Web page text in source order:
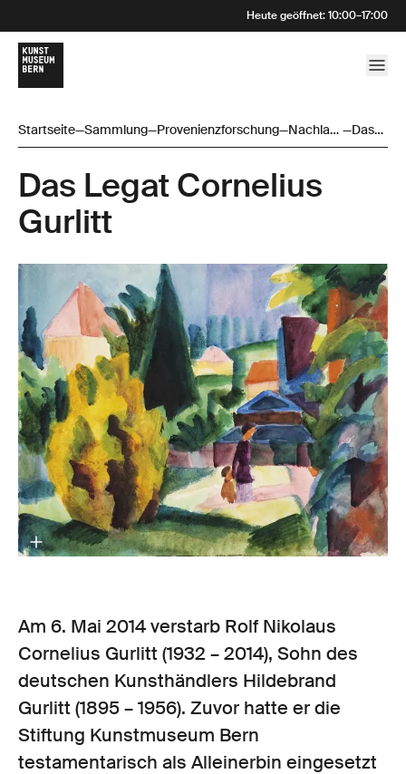
Heute geöffnet: 10:00–17:00
Startseite—Sammlung—Provenienzforschung—Nachlass
Cornelius
—Das
Legat
Das Legat Cornelius
Gurlitt
Am 6. Mai 2014 verstarb Rolf Nikolaus
Cornelius Gurlitt (1932 – 2014), Sohn des
deutschen Kunsthändlers Hildebrand
Gurlitt (1895 – 1956). Zuvor hatte er die
Stiftung Kunstmuseum Bern
testamentarisch als Alleinerbin eingesetzt